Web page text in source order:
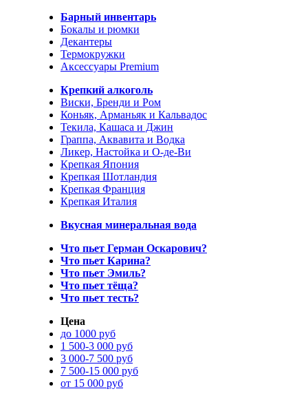
Барный инвентарь
Бокалы и рюмки
Декантеры
Термокружки
Аксессуары Premium
Крепкий алкоголь
Виски, Бренди и Ром
Коньяк, Арманьяк и Кальвадос
Текила, Кашаса и Джин
Граппа, Аквавита и Водка
Ликер, Настойка и О-де-Ви
Крепкая Япония
Крепкая Шотландия
Крепкая Франция
Крепкая Италия
Вкусная минеральная вода
Что пьет Герман Оскарович?
Что пьет Карина?
Что пьет Эмиль?
Что пьет тёща?
Что пьет тесть?
Цена
до 1000 руб
1 500-3 000 руб
3 000-7 500 руб
7 500-15 000 руб
от 15 000 руб